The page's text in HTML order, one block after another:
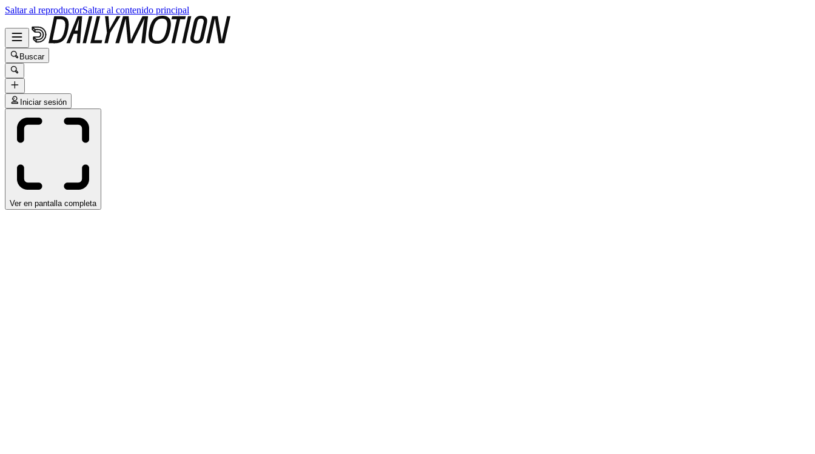
Saltar al reproductorSaltar al contenido principal
Buscar
Iniciar sesión
Ver en pantalla completa